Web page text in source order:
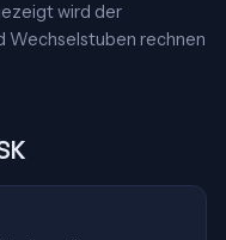
wird der
Wechselstuben rechnen